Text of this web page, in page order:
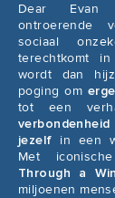
Dear Evan
ontroerende
sociaal
terechtkomt
wordt dan
poging om
tot een
jezelf in een
Met
Through a
miljoenen